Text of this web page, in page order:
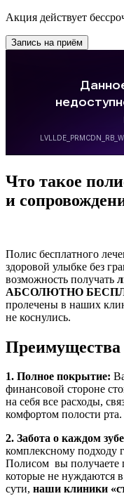
Акция действует
Запись на приём
Что такое
и
Полис бесплатного
здоровой улыбке без
возможность получать
АБСОЛЮТНО
пролечены в наших
не коснулись.
Преимущества
1. Полное покрытие:
финансовой стороне
на себя все расходы,
комфортом полости рта.
2. Забота о каждом
комплексному подходу
Полисом вы получаете
которые не нуждаются
сути, наши клиники